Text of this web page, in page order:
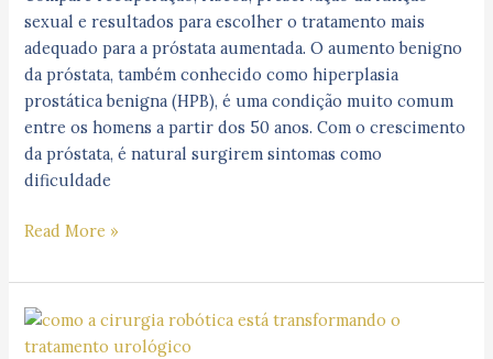
sexual e resultados para escolher o tratamento mais
adequado para a próstata aumentada. O aumento benigno
da próstata, também conhecido como hiperplasia
prostática benigna (HPB), é uma condição muito comum
entre os homens a partir dos 50 anos. Com o crescimento
da próstata, é natural surgirem sintomas como
dificuldade
você?
Read More »
Tecnologia,
precisão